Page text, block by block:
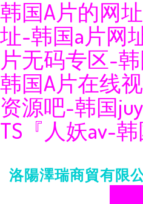
韩国A片的网
址-韩国a片网
片无码专区-
韩国A片在线
资源吧-韩国
TS『人妖av-
洛陽澤瑞商貿有限